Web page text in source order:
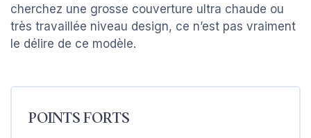
cherchez une grosse couverture ultra chaude ou
très travaillée niveau design, ce n’est pas vraiment
le délire de ce modèle.
POINTS FORTS